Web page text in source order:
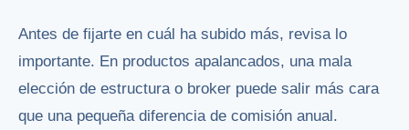
Antes de fijarte en cuál ha subido más, revisa lo
importante. En productos apalancados, una mala
elección de estructura o broker puede salir más cara
que una pequeña diferencia de comisión anual.